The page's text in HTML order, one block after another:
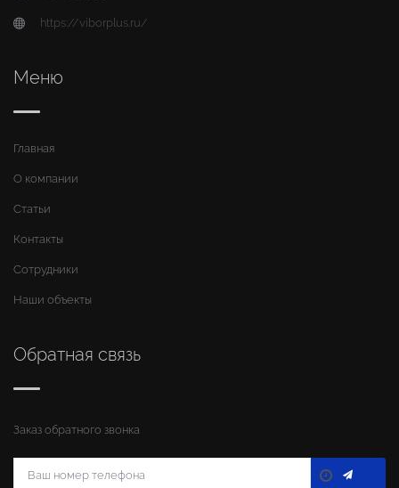
https://viborplus.ru/
Меню
Главная
О компании
Статьи
Контакты
Сотрудники
Наши объекты
Обратная связь
Заказ обратного звонка